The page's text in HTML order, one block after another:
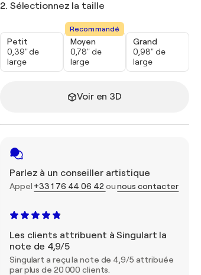
2. Sélectionnez la taille
Petit
0,39" de
large
Recommandé
Moyen
0,78" de
large
Grand
0,98" de
large
Voir en 3D
Parlez à un conseiller artistique
Appel +33 1 76 44 06 42 ounous contacter
Les clients attribuent à Singulart la
note de 4,9/5
Singulart a reçu la note de 4,9/5 attribuée
par plus de 20 000 clients.